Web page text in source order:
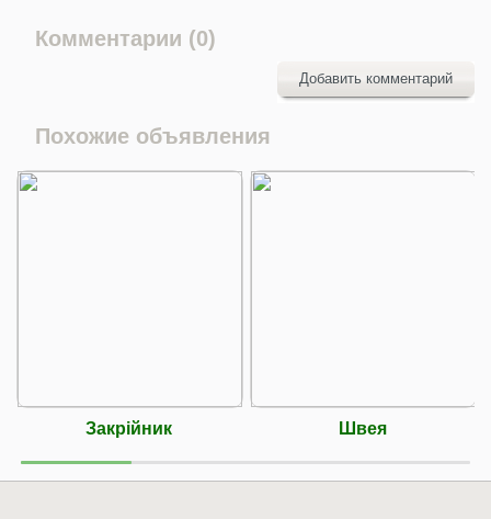
Комментарии (0)
Добавить комментарий
Похожие объявления
Закрійник Швея